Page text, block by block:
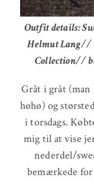
Outfit details:
Helmut Lang//
Collection//
Gråt i gråt (man
høhø) og
i torsdags.
mig til at vise
nederdel/
bemærkede